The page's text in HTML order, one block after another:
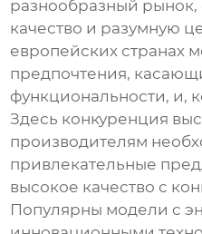
разнообразный
качество и разумную
европейских странах
предпочтения,
функциональности, и,
Здесь конкуренция
производителям
привлекательные
высокое качество с
Популярны модели с